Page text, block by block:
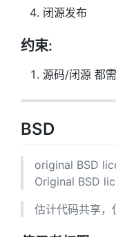
闭源发布
约束:
源码/闭源 都
BSD
original BSD
Original BSD
估计代码共享，